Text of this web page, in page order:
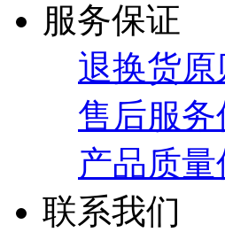
服务保证
退换货原
售后服务
产品质量
联系我们